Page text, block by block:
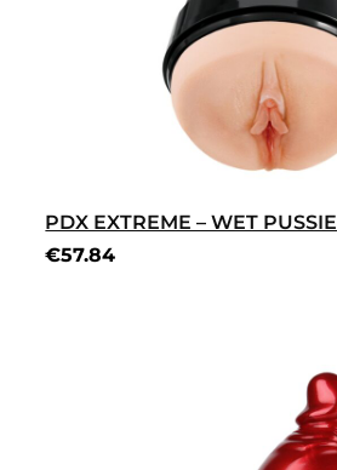
PDX EXTREME – WET PUSSIE
€57.84